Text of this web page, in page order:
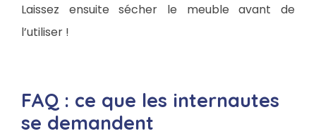
Laissez ensuite sécher le meuble avant de
l’utiliser !
FAQ : ce que les internautes
se demandent